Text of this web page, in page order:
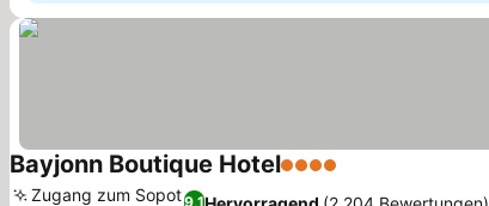
Bayjonn Boutique Hotel4 Sterne
9,1
Zugang zum Sopot